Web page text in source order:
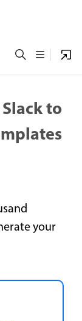
to
your